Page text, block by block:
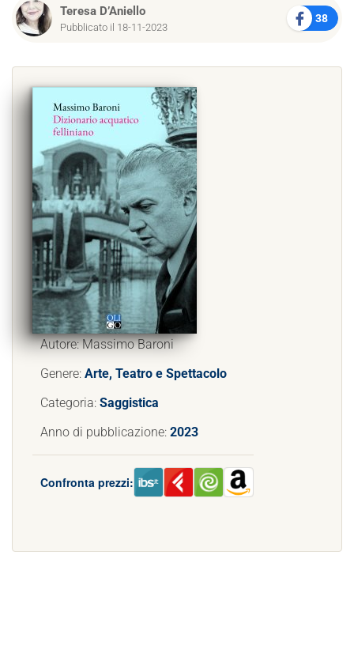
Teresa D’Aniello
Pubblicato il 18-11-2023
38
Autore: Massimo Baroni
Genere: Arte, Teatro e Spettacolo
Categoria: Saggistica
Anno di pubblicazione: 2023
Confronta prezzi: